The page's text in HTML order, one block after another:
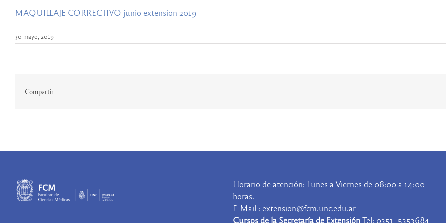
MAQUILLAJE CORRECTIVO junio extension 2019
30 mayo, 2019
Compartir
Horario de atención: Lunes a Viernes de 08:00 a 14:00
horas.
E-Mail : extension@fcm.unc.edu.ar
Cursos de la Secretaría de ExtensiónTel: 0351- 5353684